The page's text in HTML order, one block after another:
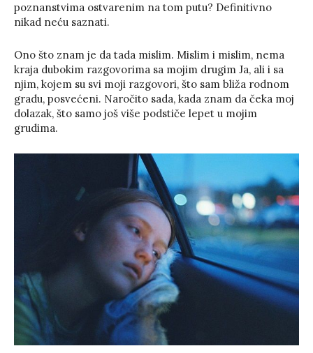
poznanstvima ostvarenim na tom putu? Definitivno
nikad neću saznati.
Ono što znam je da tada mislim. Mislim i mislim, nema
kraja dubokim razgovorima sa mojim drugim Ja, ali i sa
njim, kojem su svi moji razgovori, što sam bliža rodnom
gradu, posvećeni. Naročito sada, kada znam da čeka moj
dolazak, što samo još više podstiče lepet u mojim
grudima.